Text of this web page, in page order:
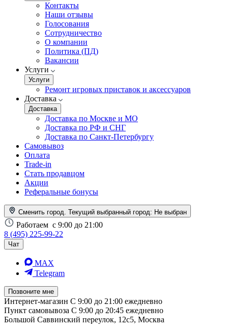
Контакты
Наши отзывы
Голосования
Сотрудничество
О компании
Политика (ПД)
Вакансии
Услуги
Услуги
Ремонт игровых приставок и аксессуаров
Доставка
Доставка
Доставка по Москве и МО
Доставка по РФ и СНГ
Доставка по Санкт-Петербургу
Самовывоз
Оплата
Trade-in
Стать продавцом
Акции
Реферальные бонусы
Сменить город. Текущий выбранный город: Не выбран
Работаем с 9:00 до 21:00
8 (495) 225-99-22
Чат
MAX
Telegram
Позвоните мне
Интернет-магазин С 9:00 до 21:00 ежедневно
Пункт самовывоза С 9:00 до 20:45 ежедневно
Большой Саввинский переулок, 12с5, Москва